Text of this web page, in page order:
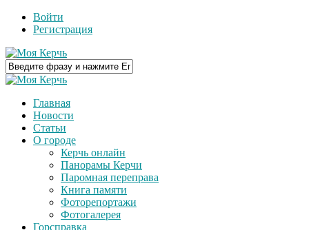
Войти
Регистрация
Главная
Новости
Статьи
О городе
Керчь онлайн
Панорамы Керчи
Паромная переправа
Книга памяти
Фоторепортажи
Фотогалерея
Горсправка